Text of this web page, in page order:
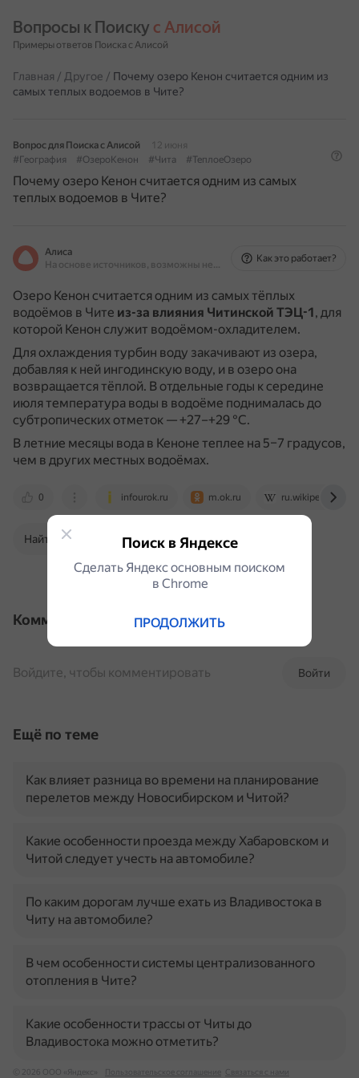
Вопросы к Поиску с Алисой
Примеры ответов Поиска с Алисой
Главная / Другое / Почему озеро Кенон считается одним из
самых теплых водоемов в Чите?
Вопрос для Поиска с Алисой
12 июня
#География
#ОзероКенон #Чита #ТеплоеОзеро
Почему озеро Кенон считается одним из самых
теплых водоемов в Чите?
Алиса
На основе источников, возможны неточности
Как это работает?
Озеро Кенон считается одним из самых тёплых
водоёмов в Чите из-за влияния Читинской ТЭЦ-1, для
которой Кенон служит водоёмом-охладителем.
Для охлаждения турбин воду закачивают из озера,
добавляя к ней ингодинскую воду, и в озеро она
возвращается тёплой. В отдельные годы к середине
июля температура воды в водоёме поднималась до
субтропических отметок — +27–+29 °С.
В летние месяцы вода в Кеноне теплее на 5–7 градусов,
чем в других местных водоёмах.
0 infourok.ru m.ok.ru ru.wikipedia.org
Найти в Поиске
Комментарии
Войти
Войдите, чтобы комментировать
Ещё по теме
Как влияет разница во времени на планирование
перелетов между Новосибирском и Читой?
Какие особенности проезда между Хабаровском и
Читой следует учесть на автомобиле?
По каким дорогам лучше ехать из Владивостока в
Читу на автомобиле?
В чем особенности системы централизованного
отопления в Чите?
Какие особенности трассы от Читы до
Владивостока можно отметить?
© 2026 ООО «Яндекс» Пользовательское соглашение Связаться с нами
Поиск в Яндексе
Сделать Яндекс основным поиском
в Сhrome
ПРОДОЛЖИТЬ